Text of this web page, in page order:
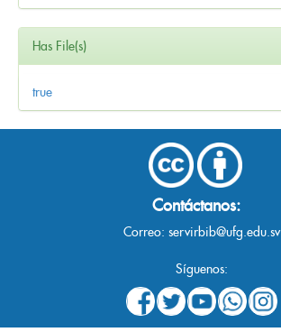
Has File(s)
true
Contáctanos:
Correo: servirbib@ufg.edu.sv
Síguenos: